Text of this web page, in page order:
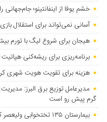
خشم یوفا از اینفانتینو؛
آسانی نمی‌تواند برای استقلال
هیجان برای شروع لیگ با تورم بیش از
برنامه‌ریزی برای ریشه‌کنی هپاتیت C تا سال ۲۰۳۰
هزینه برای تقویت هویت شهری
مدیرعامل توزیع برق البرز:
گرم پیش رو است
بیمارستان ۱۳۵ تختخوابی ولیعصر کمالشهر در آستانه بهره‌برداری کامل